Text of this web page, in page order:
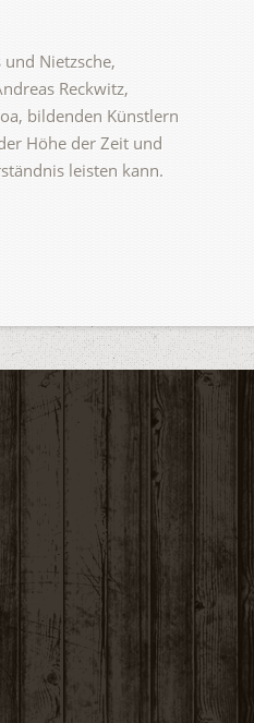
Nietzsche,
Reckwitz,
bildenden Künstlern
Höhe der Zeit und
leisten kann.